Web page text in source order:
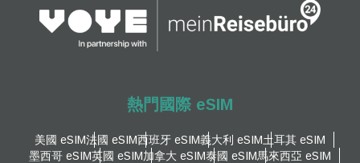
熱門國際 eSIM
美國 eSIM法國 eSIM西班牙 eSIM義大利 eSIM土耳其 eSIM
墨西哥 eSIM英國 eSIM加拿大 eSIM泰國 eSIM馬來西亞 eSIM